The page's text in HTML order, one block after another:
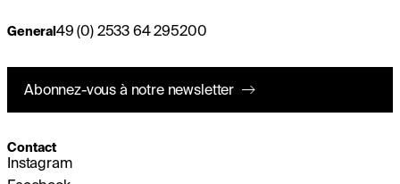
General49 (0) 2533 64 295200
Abonnez-vous à notre newsletter
Contact
Instagram